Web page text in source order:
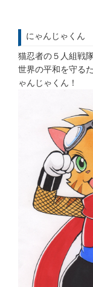
にゃんじゃくん
猫忍者の５人組戦隊
世界の平和を守る
ゃんじゃくん！